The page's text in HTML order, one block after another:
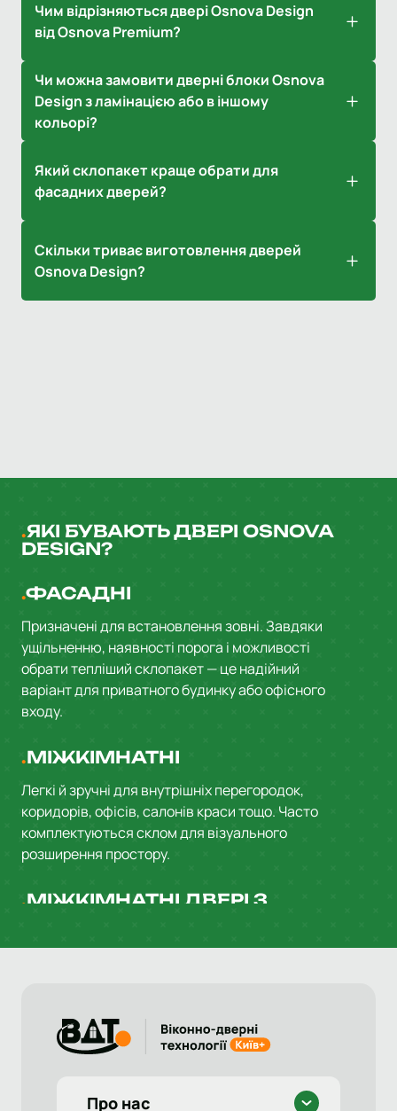
Чим відрізняються двері Osnova Design
від Osnova Premium?
Design — базова серія для побутових і офісних задач.
Двері Основа Premium — більш утеплена система з
вищими показниками тепло- та шумоізоляції.
Чи можна замовити дверні блоки Osnova
Design з ламінацією або в іншому
кольорі?
що дозволяє зберегти доступну ціну.
Який склопакет краще обрати для
фасадних дверей?
енергозберігаючим напиленням, особливо якщо
двері виходять на вулицю.
Скільки триває виготовлення дверей
Osnova Design?
ЯКІ БУВАЮТЬ ДВЕРІ OSNOVA
DESIGN?
ФАСАДНІ
Призначені для встановлення зовні. Завдяки
ущільненню, наявності порога і можливості
обрати тепліший склопакет — це надійний
варіант для приватного будинку або офісного
входу.
МІЖКІМНАТНІ
Легкі й зручні для внутрішніх перегородок,
коридорів, офісів, салонів краси тощо. Часто
комплектуються склом для візуального
розширення простору.
МІЖКІМНАТНІ ДВЕРІ З
Використовуються у ванних кімнатах, підсобках,
щоденному користуванні.
ДОДАТКОВІ ПОСЛУГИ
Про нас